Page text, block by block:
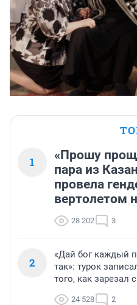
1
«Прошу
пара из
провела
вертолетом
28 202 3
2
«Дай бог каждый
так»: турок
того, как зарезал
24 528 2